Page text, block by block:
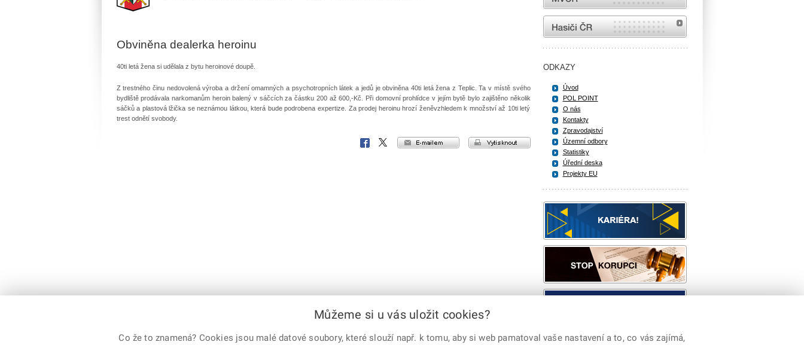
Obviněna dealerka heroinu
40ti letá žena si udělala z bytu heroinové doupě.
Z trestného činu nedovolená výroba a držení omamných a psychotropních látek a jedů je obviněna 40ti letá žena z Teplic. Ta v místě svého
bydliště prodávala narkomanům heroin balený v sáčcích za částku 200 až 600,-Kč. Při domovní prohlídce v jejím bytě bylo zajištěno několik
sáčků a plastová lžička se neznámou látkou, která bude podrobena expertize. Za prodej heroinu hrozí ženěvzhledem k množství až 10ti letý
trest odnětí svobody.
vytisknout
e-mailem
X
Facebook
internetové stránky Hasiči ČR
ODKAZY
Úvod
POL POINT
O nás
Kontakty
Zpravodajství
Územní odbory
Statistiky
Úřední deska
Projekty EU
Můžeme si u vás uložit cookies?
Co že to znamená? Cookies jsou malé datové soubory, které slouží např. k tomu, aby si web pamatoval vaše nastavení a to, co vás zajímá,